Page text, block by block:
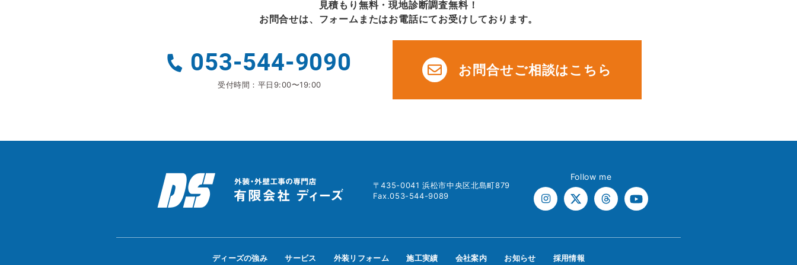
見積もり無料・現地診断調査無料！
お問合せは、フォームまたはお電話にてお受けしております。
053-544-9090
受付時間：平日9:00〜19:00
お問合せご相談はこちら
〒435-0041 浜松市中央区北島町879
Fax.053-544-9089
Follow me
ディーズの強み サービス 外装リフォーム 施工実績 会社案内 お知らせ 採用情報